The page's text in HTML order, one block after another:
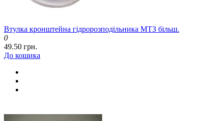
Втулка кронштейна гідророзподільника МТЗ більш.
0
49.50 грн.
До кошика